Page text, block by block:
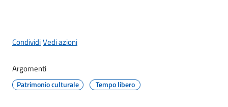
civile
CondividiVedi azioni
Argomenti
Patrimonio culturale Tempo libero